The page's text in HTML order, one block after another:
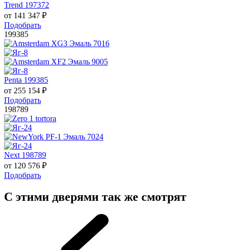
Trend 197372
от 141 347 ₽
Подобрать
199385
Penta 199385
от 255 154 ₽
Подобрать
198789
Next 198789
от 120 576 ₽
Подобрать
С этими дверями так же смотрят